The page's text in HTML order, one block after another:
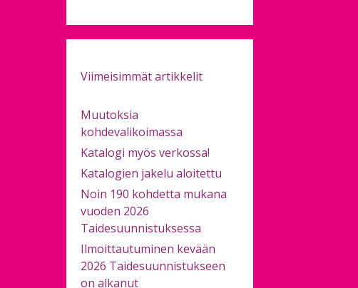
Viimeisimmät artikkelit
Muutoksia
kohdevalikoimassa
Katalogi myös verkossa!
Katalogien jakelu aloitettu
Noin 190 kohdetta mukana
vuoden 2026
Taidesuunnistuksessa
Ilmoittautuminen kevään
2026 Taidesuunnistukseen
on alkanut